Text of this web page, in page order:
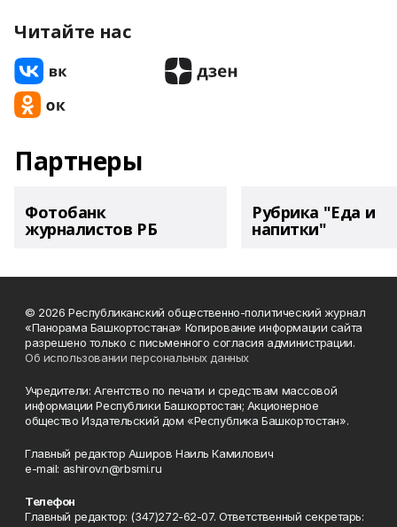
Читайте нас
Партнеры
Фотобанк
журналистов РБ
Рубрика "Еда и
напитки"
© 2026 Республиканский общественно-политический журнал
«Панорама Башкортостана» Копирование информации сайта
разрешено только с письменного согласия администрации.
Об использовании персональных данных
Учредители: Агентство по печати и средствам массовой
информации Республики Башкортостан; Акционерное
общество Издательский дом «Республика Башкортостан».
Главный редактор Аширов Наиль Камилович
e-mail: ashirov.n@rbsmi.ru
Телефон
Главный редактор: (347)272-62-07. Ответственный секретарь: